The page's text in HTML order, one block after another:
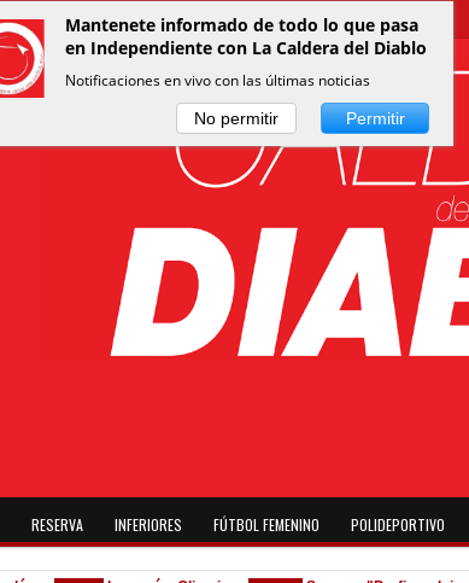
RESERVA INFERIORES FÚTBOL FEMENINO POLIDEPORTIVO
Mantenete informado de todo lo que pasa
en Independiente con La Caldera del Diablo
Notificaciones en vivo con las últimas noticias
No permitir Permitir